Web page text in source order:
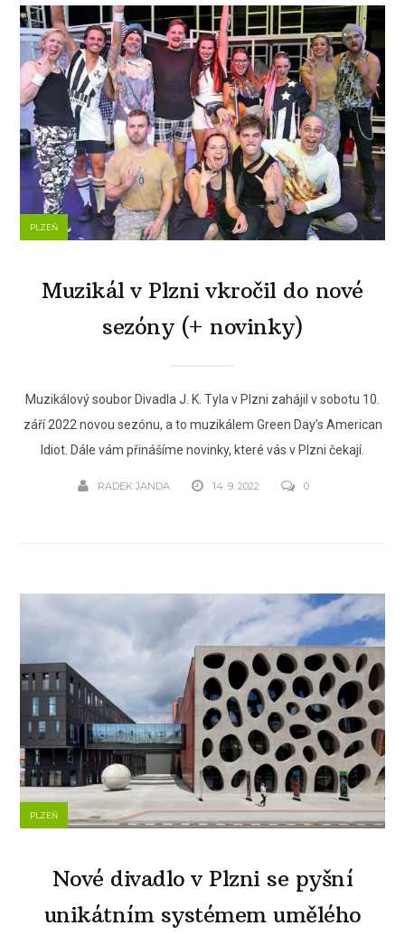
PLZEŇ
Muzikál v Plzni vkročil do nové
sezóny (+ novinky)
Muzikálový soubor Divadla J. K. Tyla v Plzni zahájil v sobotu 10.
září 2022 novou sezónu, a to muzikálem Green Day’s American
Idiot. Dále vám přinášíme novinky, které vás v Plzni čekají.
RADEK JANDA 14. 9. 2022 0
PLZEŇ
Nové divadlo v Plzni se pyšní
unikátním systémem umělého